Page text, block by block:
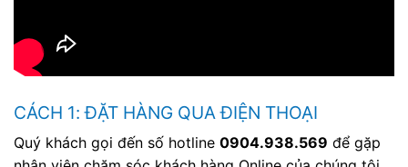
CÁCH 1: ĐẶT HÀNG QUA ĐIỆN THOẠI
Quý khách gọi đến số hotline 0904.938.569 để gặp